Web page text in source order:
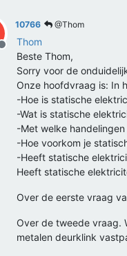
Offline
10766 @Thom
Thom
Beste Thom,
Sorry voor de
Onze hoofdvraag is: In
-Hoe is statische
-Wat is statische
-Met welke
-Hoe voorkom je
-Heeft statische
Heeft statische
Over de eerste vraag
Over de tweede vraag.
metalen deurklink